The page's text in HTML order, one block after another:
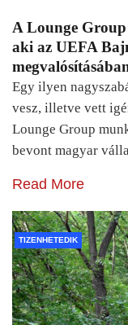
A Lounge
aki az UEFA
Egy ilyen
vesz, illetve vett
Lounge Group
bevont magyar
Read More
TIZENHETEDIK